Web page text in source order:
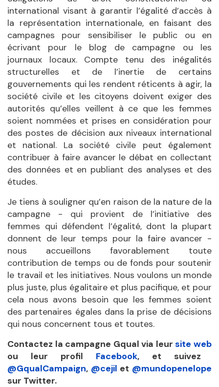
international visant à garantir l’égalité d’accès à
la représentation internationale, en faisant des
campagnes pour sensibiliser le public ou en
écrivant pour le blog de campagne ou les
journaux locaux. Compte tenu des inégalités
structurelles et de l’inertie de certains
gouvernements qui les rendent réticents à agir, la
société civile et les citoyens doivent exiger des
autorités qu’elles veillent à ce que les femmes
soient nommées et prises en considération pour
des postes de décision aux niveaux international
et national. La société civile peut également
contribuer à faire avancer le débat en collectant
des données et en publiant des analyses et des
études.
Je tiens à souligner qu’en raison de la nature de la
campagne - qui provient de l’initiative des
femmes qui défendent l’égalité, dont la plupart
donnent de leur temps pour la faire avancer -
nous accueillons favorablement toute
contribution de temps ou de fonds pour soutenir
le travail et les initiatives. Nous voulons un monde
plus juste, plus égalitaire et plus pacifique, et pour
cela nous avons besoin que les femmes soient
des partenaires égales dans la prise de décisions
qui nous concernent tous et toutes.
Contactez la campagne Gqual via leursite web
ou leur profil Facebook, et suivez
@GqualCampaign, @cejil et @mundopenelope
sur Twitter.